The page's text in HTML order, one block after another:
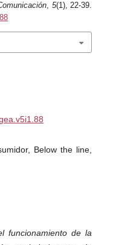
Below the line,
funcionamiento de la
, 5(1), 22-39.